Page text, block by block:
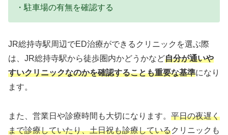
・駐車場の有無を確認する
JR総持寺駅周辺でED治療ができるクリニックを選ぶ際
は、JR総持寺駅から徒歩圏内かどうかなど自分が通いや
すいクリニックなのかを確認することも重要な基準になり
ます。
また、営業日や診療時間も大切になります。 平日の夜遅く
まで診療していたり、土日祝も診療しているクリニックも